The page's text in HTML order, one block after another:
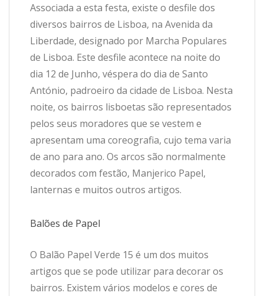
Associada a esta festa, existe o desfile dos
diversos bairros de Lisboa, na Avenida da
Liberdade, designado por Marcha Populares
de Lisboa. Este desfile acontece na noite do
dia 12 de Junho, véspera do dia de Santo
António, padroeiro da cidade de Lisboa. Nesta
noite, os bairros lisboetas são representados
pelos seus moradores que se vestem e
apresentam uma coreografia, cujo tema varia
de ano para ano. Os arcos são normalmente
decorados com festão, Manjerico Papel,
lanternas e muitos outros artigos.
Balões de Papel
O Balão Papel Verde 15 é um dos muitos
artigos que se pode utilizar para decorar os
bairros. Existem vários modelos e cores de